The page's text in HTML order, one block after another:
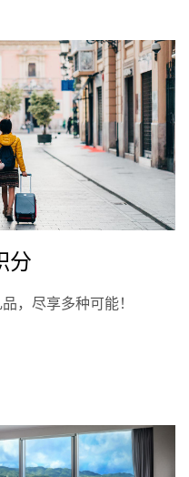
分
，尽享多种可能！